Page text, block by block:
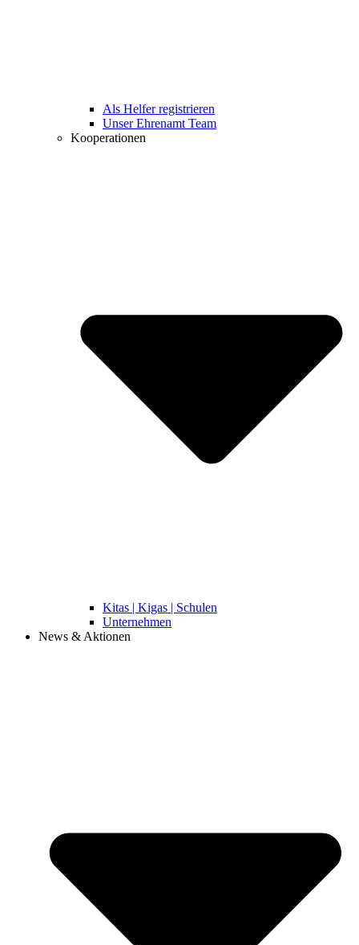
Als Helfer registrieren
Unser Ehrenamt Team
Kooperationen
Kitas | Kigas | Schulen
Unternehmen
News & Aktionen